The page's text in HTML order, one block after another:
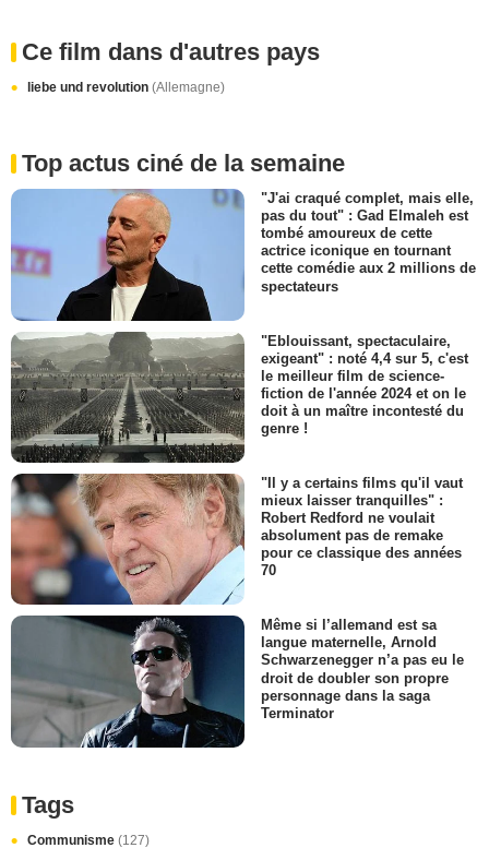
Ce film dans d'autres pays
liebe und revolution (Allemagne)
Top actus ciné de la semaine
"J'ai craqué complet, mais elle,
pas du tout" : Gad Elmaleh est
tombé amoureux de cette
actrice iconique en tournant
cette comédie aux 2 millions de
spectateurs
"Eblouissant, spectaculaire,
exigeant" : noté 4,4 sur 5, c'est
le meilleur film de science-
fiction de l'année 2024 et on le
doit à un maître incontesté du
genre !
"Il y a certains films qu'il vaut
mieux laisser tranquilles" :
Robert Redford ne voulait
absolument pas de remake
pour ce classique des années
70
Même si l’allemand est sa
langue maternelle, Arnold
Schwarzenegger n’a pas eu le
droit de doubler son propre
personnage dans la saga
Terminator
Tags
Communisme (127)